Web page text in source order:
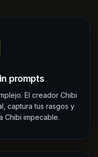
prompts
El creador Chibi
captura tus rasgos y
Chibi impecable.